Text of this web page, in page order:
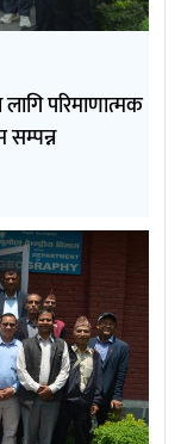
परिमाणात्मक
सम्पन्न